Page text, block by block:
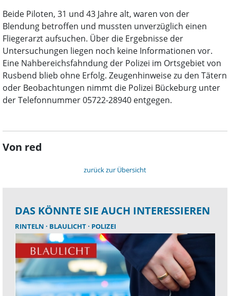
Beide Piloten, 31 und 43 Jahre alt, waren von der
Blendung betroffen und mussten unverzüglich einen
Fliegerarzt aufsuchen. Über die Ergebnisse der
Untersuchungen liegen noch keine Informationen vor.
Eine Nahbereichsfahndung der Polizei im Ortsgebiet von
Rusbend blieb ohne Erfolg. Zeugenhinweise zu den Tätern
oder Beobachtungen nimmt die Polizei Bückeburg unter
der Telefonnummer 05722-28940 entgegen.
Von red
zurück zur Übersicht
DAS KÖNNTE SIE AUCH INTERESSIEREN
RINTELN BLAULICHT POLIZEI